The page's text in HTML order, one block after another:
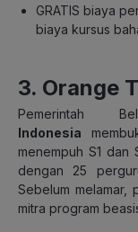
GRATIS biaya
biaya kursus
3. Orange
Pemerintah
Indonesia
menempuh S1 dan
dengan 25
Sebelum melamar,
mitra program